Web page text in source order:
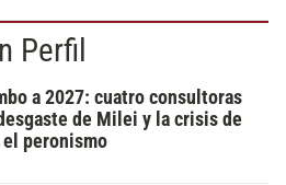
Perfil
a 2027: cuatro consultoras
de Milei y la crisis de
el peronismo